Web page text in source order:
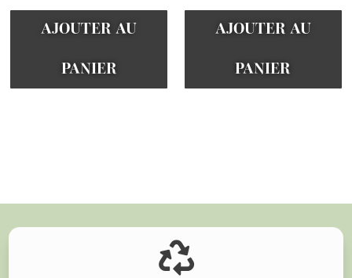
AJOUTER AU
PANIER
AJOUTER AU
PANIER
